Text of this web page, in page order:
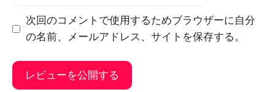
ー
次回のコメントで使用するためブラウザーに自分
の名前、メールアドレス、サイトを保存する。